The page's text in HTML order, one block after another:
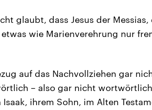
glaubt, dass Jesus der
wie Marienverehrung nur
auf das Nachvollziehen gar
– also gar nicht
ihrem Sohn, im Alten